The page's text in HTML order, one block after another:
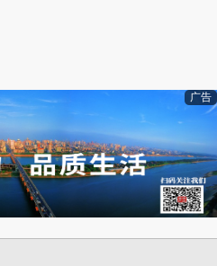
广告